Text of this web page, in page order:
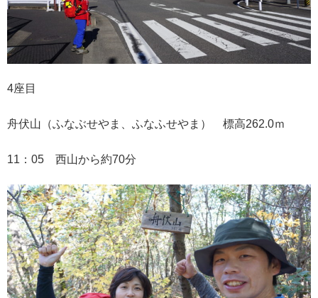
4座目
舟伏山（ふなぶせやま、ふなふせやま） 標高262.0ｍ
11：05 西山から約70分